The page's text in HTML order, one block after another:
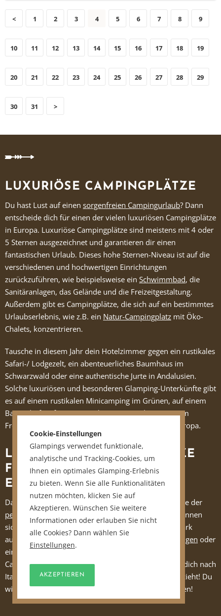
< 1 2 3 4 5 6 7 8 9
10 11 12 13 14 15 16 17 18 19
20 21 22 23 24 25 26 27 28 29
30 31 >
LUXURIÖSE CAMPINGPLÄTZE
Du hast Lust auf einen sorgenfreien Campingurlaub? Dann
entscheide dich für einen der vielen luxuriösen Campingplätze
in Europa. Luxuriöse Campingplätze sind meistens mit 4 oder
5 Sternen ausgezeichnet und garantieren dir einen
fantastischen Urlaub. Dieses hohe Sternen-Niveau ist auf die
verschiedenen und hochwertigen Einrichtungen
zurückzuführen, wie beispielsweise ein Schwimmbad, die
Sanitäranlagen, das Gelände und die Freizeitgestaltung.
Außerdem gibt es Campingplätze, die sich auf ein bestimmtes
Urlaubserlebnis, wie z.B. ein Natur-Campingplatz mit Öko-
Chalets, konzentrieren.
Tausche in diesem Jahr dein Hotelzimmer gegen ein rustikales
Safari-/ Lodgezelt, ein abenteuerliches Baumhaus im
Schwarzwald oder eine authentische Jurte in Andalusien.
Solche luxuriösen und besonderen Glamping-Unterkünfte gibt
es auf einem rustikalen Minicamping im Grünen, auf einem
Bauernhof, auf einem Familiencampingplatz, in einem
Freizeitpark oder in vielen weiteren Orten in ganz Europa.
LUXERIÖSE CAMPINGPLÄTZE
FÜR DIE FAMILIE IN GANZ
EUROPA
Das schöne an luxeriösen Campingplätzen ist, dass sie der
perfekte Ort für einen Familienurlaub
sind. Kinder können
sich im Kids Club, auf dem Spielplatz oder im Aquapark
austoben, während die Eltern die
Wellness Einrichtungen oder
eins der leckeren Restaurants genießen. Luxeriöse
Campingplätze findest duin ganz Europa
! Egal ob es dich nach
Italien, Kroatien, Frankreich oder in die Niederlande zieht! Du
wirst deinen perfekten luxeriösen Campingplatz finden!
Cookie-Einstellungen
Glampings verwendet funktionale,
analytische und Tracking-Cookies, um
Ihnen ein optimales Glamping-Erlebnis
zu bieten. Wenn Sie alle Funktionalitäten
nutzen möchten, klicken Sie auf
Akzeptieren. Wünschen Sie weitere
Informationen oder erlauben Sie nicht
alle Cookies? Dann wählen Sie
Einstellungen.
AKZEPTIEREN